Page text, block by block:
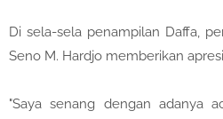
Di sela-sela penampilan Daffa,
Seno M. Hardjo memberikan
"Saya senang dengan adanya